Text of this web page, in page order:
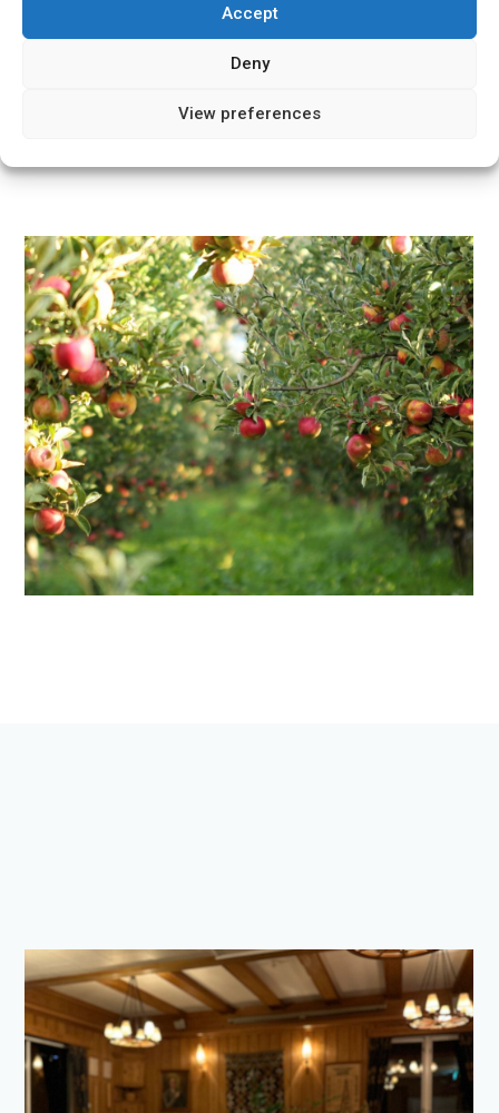
Accept
Deny
View preferences